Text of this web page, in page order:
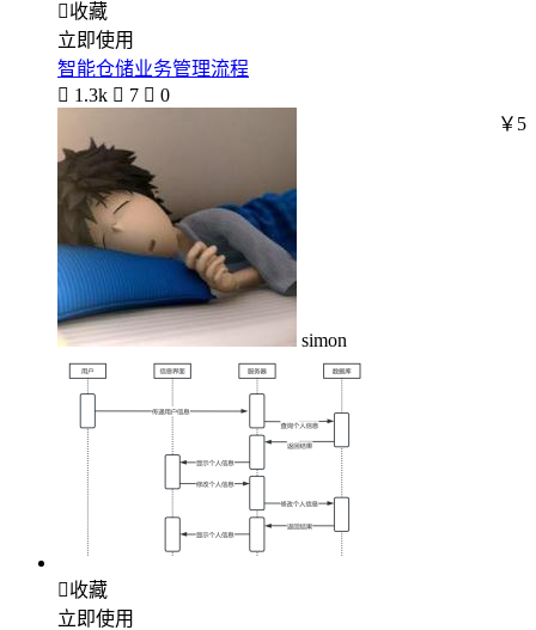
收藏
立即使用
智能仓储业务管理流程
 1.3k  7  0
simon
￥5
收藏
立即使用